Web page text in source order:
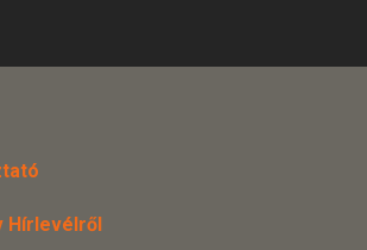
Hírlevélről